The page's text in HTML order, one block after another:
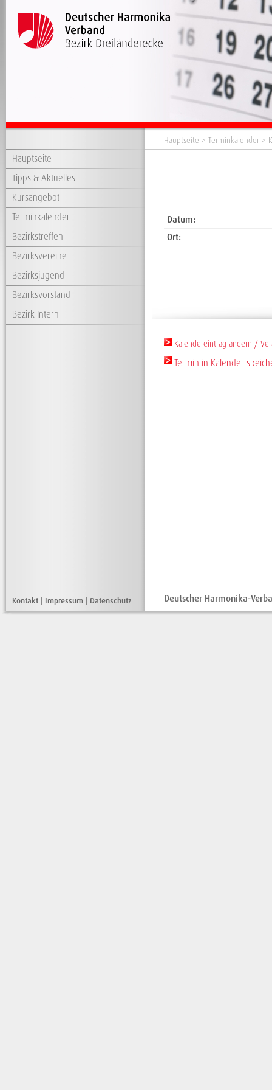
Hauptseite
Tipps & Aktuelles
Kursangebot
Terminkalender
Bezirkstreffen
Bezirksvereine
Bezirksjugend
Bezirksvorstand
Bezirk Intern
Hauptseite > Terminkalender >
Datum:
Ort:
Termin in Kalender
Deutscher Harmonika-
Kontakt Impressum Datenschutz